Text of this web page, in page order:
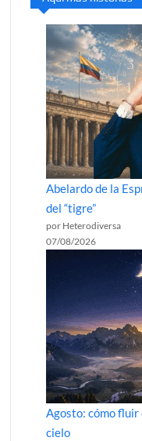
Abelardo de la
del “tigre”
por Heterodiversa
07/08/2026
Agosto: cómo fluir
cielo